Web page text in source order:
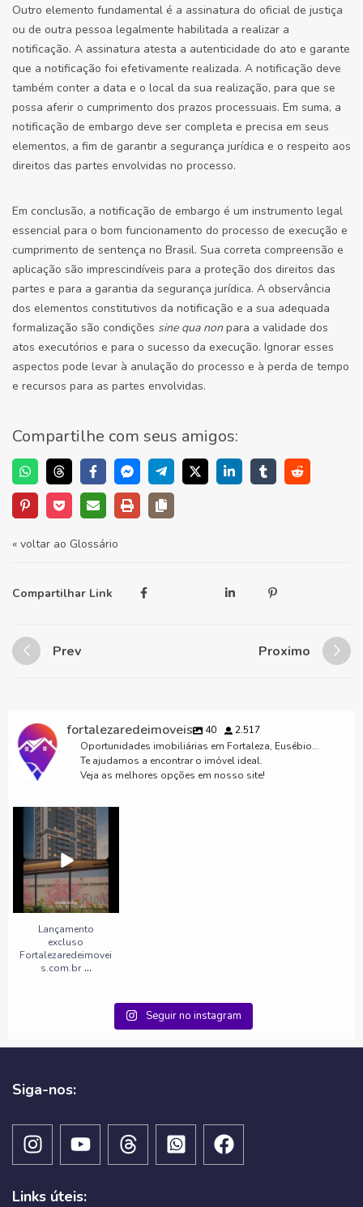
Outro elemento fundamental é a assinatura do oficial de justiça
ou de outra pessoa legalmente habilitada a realizar a
notificação. A assinatura atesta a autenticidade do ato e garante
que a notificação foi efetivamente realizada. A notificação deve
também conter a data e o local da sua realização, para que se
possa aferir o cumprimento dos prazos processuais. Em suma, a
notificação de embargo deve ser completa e precisa em seus
elementos, a fim de garantir a segurança jurídica e o respeito aos
direitos das partes envolvidas no processo.
Em conclusão, a notificação de embargo é um instrumento legal
essencial para o bom funcionamento do processo de execução e
cumprimento de sentença no Brasil. Sua correta compreensão e
aplicação são imprescindíveis para a proteção dos direitos das
partes e para a garantia da segurança jurídica. A observância
dos elementos constitutivos da notificação e a sua adequada
formalização são condições sine qua non para a validade dos
atos executórios e para o sucesso da execução. Ignorar esses
aspectos pode levar à anulação do processo e à perda de tempo
e recursos para as partes envolvidas.
Compartilhe com seus amigos:
« voltar ao Glossário
Compartilhar Link
Prev Proximo
fortalezaredeimoveis 40
2.517
Oportunidades imobiliárias em Fortaleza, Eusébio...
Te ajudamos a encontrar o imóvel ideal.
Veja as melhores opções em nosso site!
Lançamento excluso
Fortalezaredeimoveis.c
om.br...
3 0
Lançamento
excluso
Fortalezaredeimovei
s.com.br ...
Seguir no instagram
Siga-nos:
Links úteis: